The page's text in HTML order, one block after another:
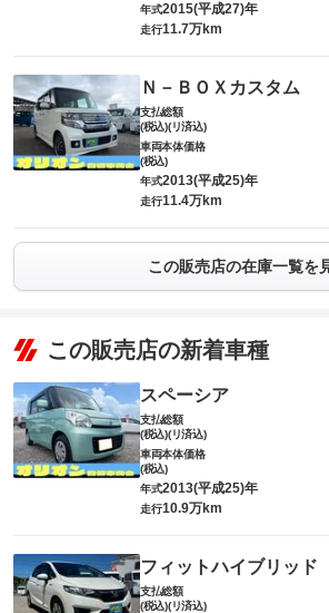
年式2015(平成27)年
走行11.7万km
Ｎ－ＢＯＸカスタム
支払総額
(税込)(リ済込)
車両本体価格
(税込)
年式2013(平成25)年
走行11.4万km
この販売店の在庫一覧を
この販売店の新着車種
スペーシア
支払総額
(税込)(リ済込)
車両本体価格
(税込)
年式2013(平成25)年
走行10.9万km
フィットハイブリッド
支払総額
(税込)(リ済込)